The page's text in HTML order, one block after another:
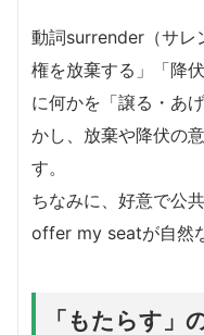
動詞surrender（サレ
権を放棄する」「降
に何かを「譲る・あ
かし、放棄や降伏の
す。
ちなみに、好意で公
offer my seatが自然
「もたらす」